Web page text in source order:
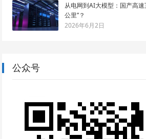
从电网到AI大模型：国产高
公里”？
2026年6月2日
公众号